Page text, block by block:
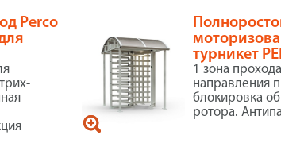
Perco
турникет
1 зона
направления
блокировка
ротора.